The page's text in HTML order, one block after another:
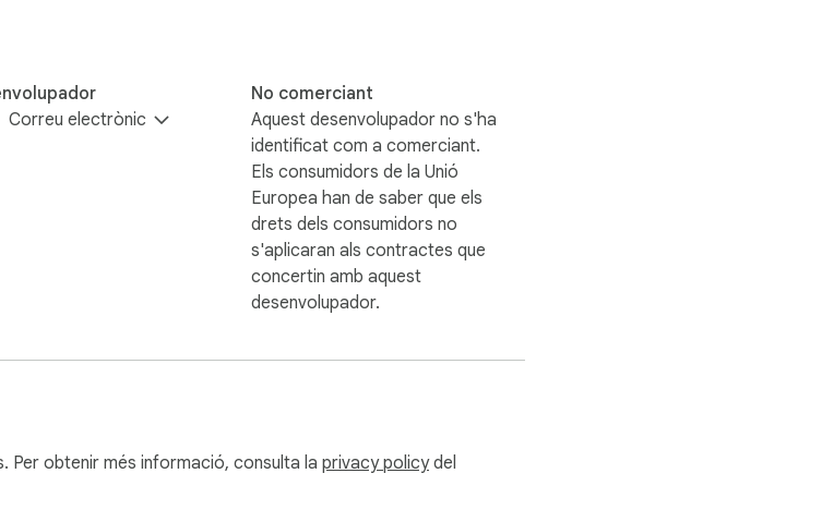
Correu electrònic
No comerciant
Aquest desenvolupador no s'ha
identificat com a comerciant.
Els consumidors de la Unió
Europea han de saber que els
drets dels consumidors no
s'aplicaran als contractes que
concertin amb aquest
desenvolupador.
Per obtenir més informació, consulta la privacy policydel